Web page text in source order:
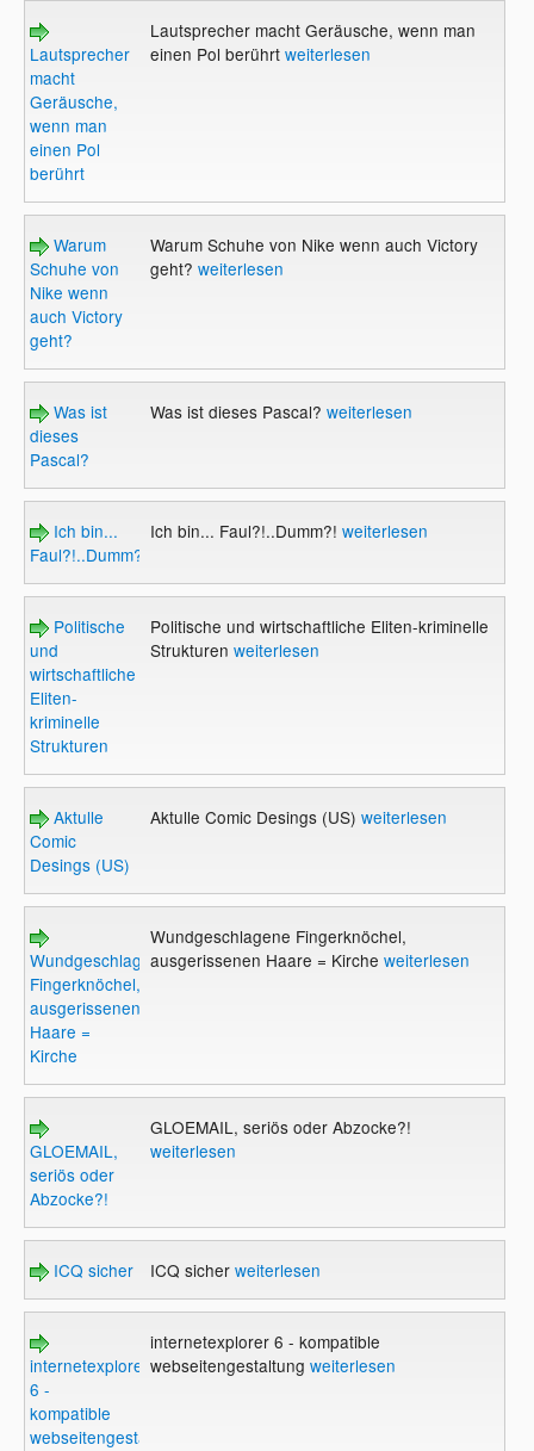
Lautsprecher
macht
Geräusche,
wenn man
einen Pol
berührt
Lautsprecher macht Geräusche, wenn man
einen Pol berührt weiterlesen
Warum
Schuhe von
Nike wenn
auch Victory
geht?
Warum Schuhe von Nike wenn auch Victory
geht? weiterlesen
Was ist
dieses
Pascal?
Was ist dieses Pascal? weiterlesen
Ich bin...
Faul?!..Dumm?!
Ich bin... Faul?!..Dumm?! weiterlesen
Politische
und
wirtschaftliche
Eliten-
kriminelle
Strukturen
Politische und wirtschaftliche Eliten-kriminelle
Strukturen weiterlesen
Aktulle
Comic
Desings (US)
Aktulle Comic Desings (US) weiterlesen
Wundgeschlagene
Fingerknöchel,
ausgerissenen
Haare =
Kirche
Wundgeschlagene Fingerknöchel,
ausgerissenen Haare = Kirche weiterlesen
GLOEMAIL,
seriös oder
Abzocke?!
GLOEMAIL, seriös oder Abzocke?!
weiterlesen
ICQ sicher ICQ sicher weiterlesen
internetexplorer
6 -
kompatible
webseitengestaltung
internetexplorer 6 - kompatible
webseitengestaltung weiterlesen